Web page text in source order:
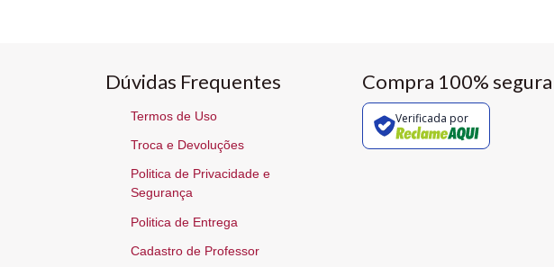
Dúvidas Frequentes
Termos de Uso
Troca e Devoluções
Politica de Privacidade e
Segurança
Politica de Entrega
Cadastro de Professor
Compra 100% segura
Verificada por